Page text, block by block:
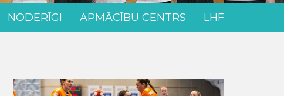
NODERĪGI APMĀCĪBU CENTRS LHF